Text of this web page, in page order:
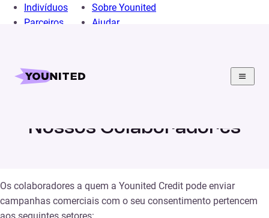
Indivíduos
Parceiros
Sobre Younited
Ajudar
Home
Nossos Colaboradores
Os colaboradores a quem a Younited Credit pode enviar
campanhas comerciais com o seu consentimento pertencem